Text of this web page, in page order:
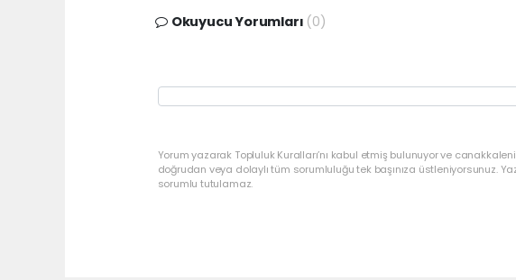
Okuyucu Yorumları (0)
Yorum yazarak Topluluk Kuralları’nı kabul etmiş bulunuyor ve
doğrudan veya dolaylı tüm sorumluluğu tek başınıza üstleniyorsunuz.
sorumlu tutulamaz.